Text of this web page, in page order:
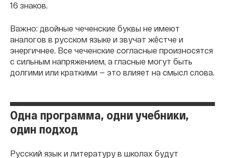
16 знаков.
Важно: двойные чеченские буквы не имеют
аналогов в русском языке и звучат жёстче и
энергичнее. Все чеченские согласные произносятся
с сильным напряжением, а гласные могут быть
долгими или краткими — это влияет на смысл слова.
Одна программа, одни учебники,
один подход
Русский язык и литературу в школах будут